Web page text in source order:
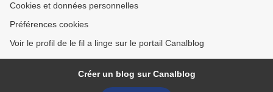
Cookies et données personnelles
Préférences cookies
Voir le profil de le fil a linge sur le portail Canalblog
Créer un blog sur Canalblog